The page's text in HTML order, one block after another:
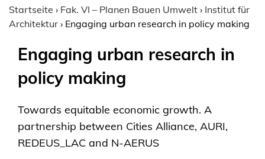
Startseite › Fak. VI – Planen Bauen Umwelt › Institut für
Architektur › Engaging urban research in policy making
Engaging urban research in
policy making
Towards equitable economic growth. A
partnership between Cities Alliance, AURI,
REDEUS_LAC and N-AERUS